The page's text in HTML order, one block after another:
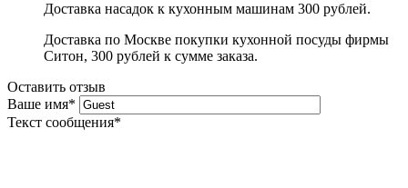
Доставка насадок к кухонным машинам 300 рублей.
Доставка по Москве покупки кухонной посуды фирмы
Ситон, 300 рублей к сумме заказа.
Оставить отзыв
Ваше имя*
Текст сообщения*